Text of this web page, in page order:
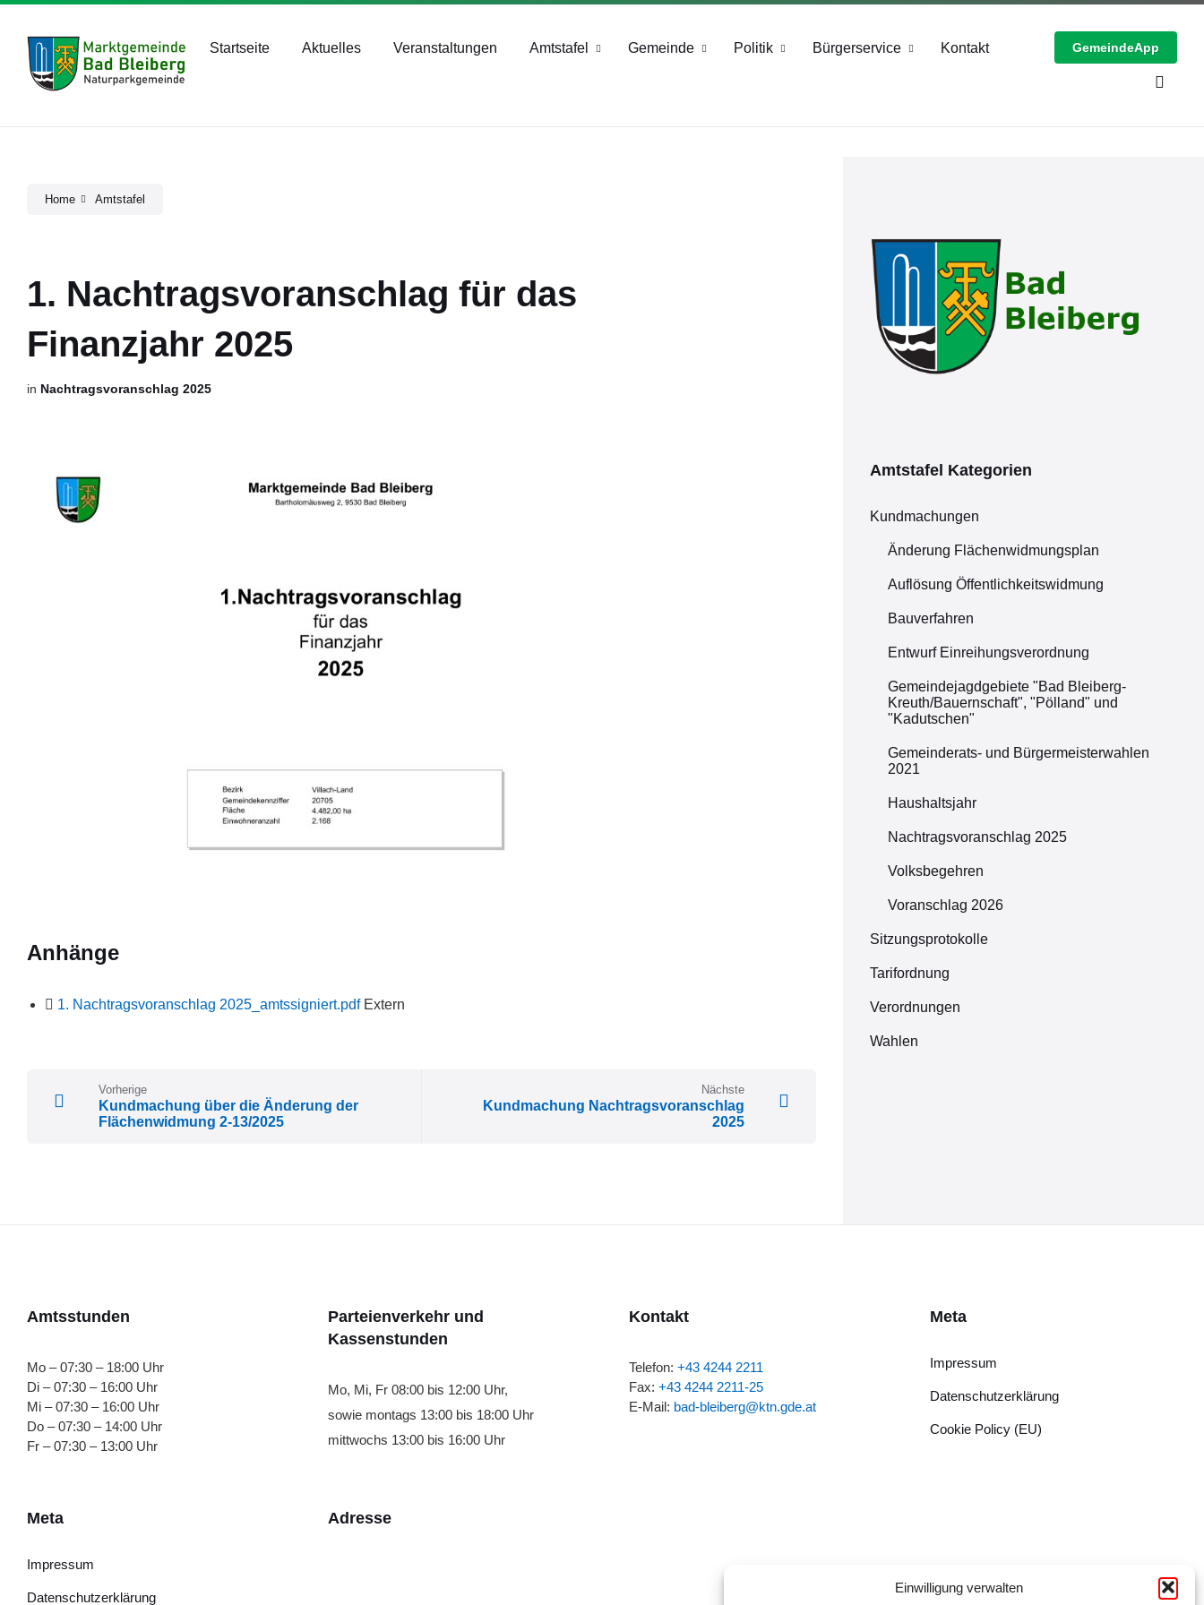
Einwilligung verwalten
Skip
content
Skip
main
navigation
Skip
footer
Startseite Aktuelles Veranstaltungen Amtstafel Gemeinde Politik Bürgerservice Kontakt GemeindeApp
Home Amtstafel
1. Nachtragsvoranschlag für das
Finanzjahr 2025
in Nachtragsvoranschlag 2025
Anhänge
1. Nachtragsvoranschlag 2025_amtssigniert.pdf File
Extern
Vorherige
Kundmachung über die Änderung der
Flächenwidmung 2-13/2025
Nächste
Kundmachung Nachtragsvoranschlag
2025
Amtstafel Kategorien
Kundmachungen
Änderung Flächenwidmungsplan
Auflösung Öffentlichkeitswidmung
Bauverfahren
Entwurf Einreihungsverordnung
Gemeindejagdgebiete "Bad Bleiberg-
Kreuth/Bauernschaft", "Pölland" und
"Kadutschen"
Gemeinderats- und Bürgermeisterwahlen
2021
Haushaltsjahr
Nachtragsvoranschlag 2025
Volksbegehren
Voranschlag 2026
Sitzungsprotokolle
Tarifordnung
Verordnungen
Wahlen
Amtsstunden
Mo – 07:30 – 18:00 Uhr
Di – 07:30 – 16:00 Uhr
Mi – 07:30 – 16:00 Uhr
Do – 07:30 – 14:00 Uhr
Fr – 07:30 – 13:00 Uhr
Parteienverkehr und
Kassenstunden
Mo, Mi, Fr 08:00 bis 12:00 Uhr,
sowie montags 13:00 bis 18:00 Uhr
mittwochs 13:00 bis 16:00 Uhr
Kontakt
Telefon: +43 4244 2211
Fax: +43 4244 2211-25
E-Mail: bad-bleiberg@ktn.gde.at
Meta
Impressum
Datenschutzerklärung
Cookie Policy (EU)
Meta
Impressum
Datenschutzerklärung
Adresse